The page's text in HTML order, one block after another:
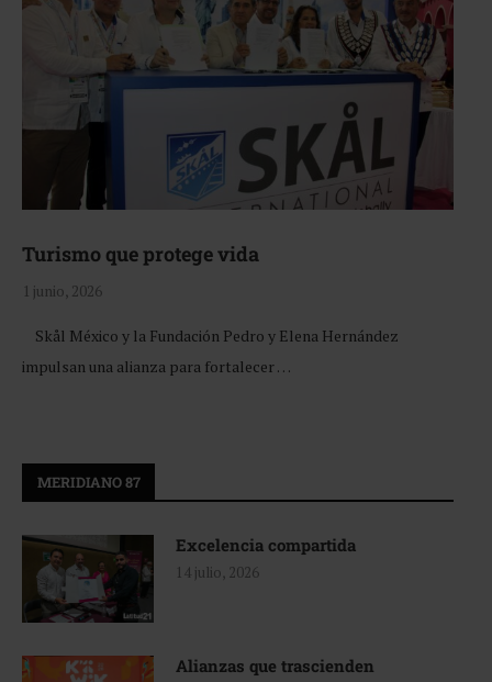
Turismo que protege vida
1 junio, 2026
Skål México y la Fundación Pedro y Elena Hernández
impulsan una alianza para fortalecer …
MERIDIANO 87
Excelencia compartida
14 julio, 2026
Alianzas que trascienden